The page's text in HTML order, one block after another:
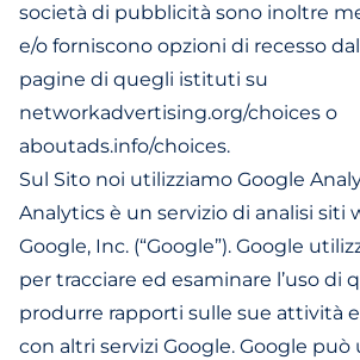
società di pubblicità sono inoltre
e/o forniscono opzioni di recesso
pagine di quegli istituti su
networkadvertising.org/choices o
aboutads.info/choices.
Sul Sito noi utilizziamo Google
Analytics è un servizio di analisi siti
Google, Inc. (“Google”). Google
per tracciare ed esaminare l’uso di
produrre rapporti sulle sue attività
con altri servizi Google. Google può